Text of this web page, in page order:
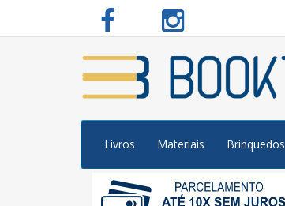
Livros Materiais Brinquedos